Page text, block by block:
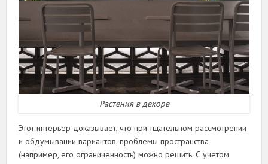
Растения в декоре
Этот интерьер доказывает, что при тщательном рассмотрении
и обдумывании вариантов, проблемы пространства
(например, его ограниченность) можно решить. С учетом